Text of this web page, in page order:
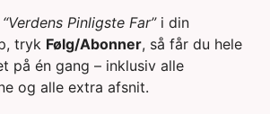
“Verdens Pinligste Far”i din
tryk Følg/Abonner, så får du hele
på én gang – inklusiv alle
og alle extra afsnit.